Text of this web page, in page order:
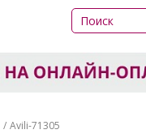
Avili-71305